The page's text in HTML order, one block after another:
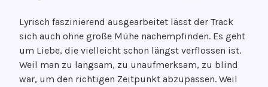
Lyrisch faszinierend ausgearbeitet lässt der Track
sich auch ohne große Mühe nachempfinden. Es geht
um Liebe, die vielleicht schon längst verflossen ist.
Weil man zu langsam, zu unaufmerksam, zu blind
war, um den richtigen Zeitpunkt abzupassen. Weil